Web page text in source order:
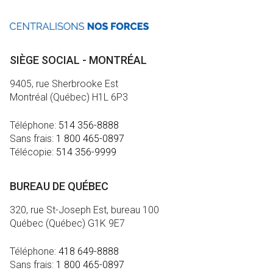
SIÈGE SOCIAL - MONTRÉAL
9405, rue Sherbrooke Est
Montréal (Québec) H1L 6P3
Téléphone: 514 356-8888
Sans frais: 1 800 465-0897
Télécopie: 514 356-9999
BUREAU DE QUÉBEC
320, rue St-Joseph Est, bureau 100
Québec (Québec) G1K 9E7
Téléphone: 418 649-8888
Sans frais: 1 800 465-0897